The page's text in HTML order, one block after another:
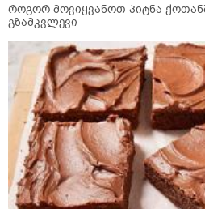
როგორ მოვიყვანოთ პიტნა
გზამკვლევი